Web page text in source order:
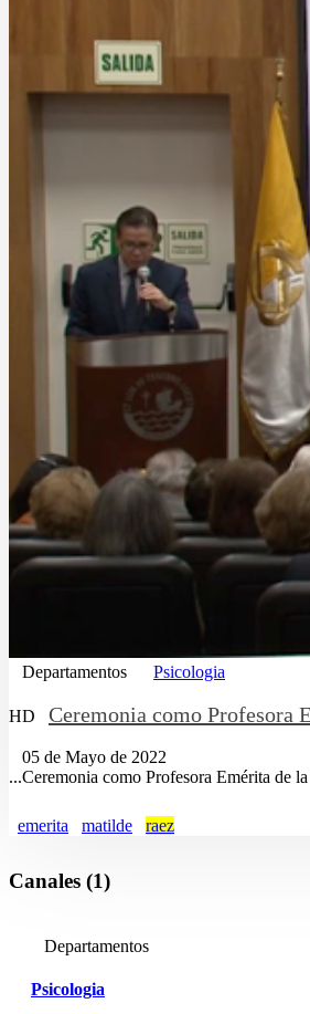
Departamentos Psicologia
HD Ceremonia como Profesora
05 de Mayo de 2022
...Ceremonia como Profesora Emérita de
emerita matilde raez
Canales (1)
Departamentos
Psicologia